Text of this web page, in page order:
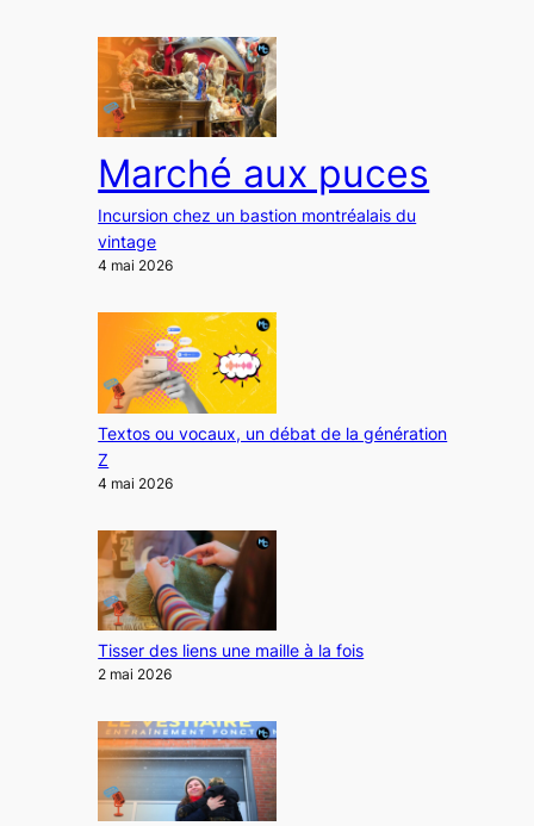
Marché aux puces
Incursion chez un bastion montréalais du
vintage
4 mai 2026
Textos ou vocaux, un débat de la génération
Z
4 mai 2026
Tisser des liens une maille à la fois
2 mai 2026